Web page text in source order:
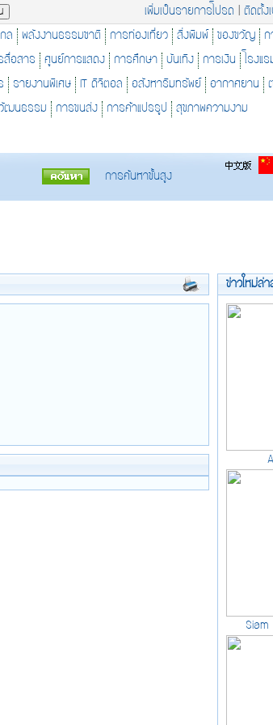
เพิ่มเป็นรายการโปรด ติดตั้ง
ล พลังงานธรรมชาติ การท่องเที่ยว สิ่งพิมพ์ ของขวัญ ก
สื่อสาร ศูนย์การแสดง การศึกษา บันเทิง การเงิน โรงแร
รายงานพิเศษ IT ดิจิตอล อสังหาริมทรัพย์ อากาศยาน
ฒนธรรม การขนส่ง การค้าแปรรูป สุขภาพความงาม
การค้นหาขั้นสูง
ข่าวใหม่ล่า